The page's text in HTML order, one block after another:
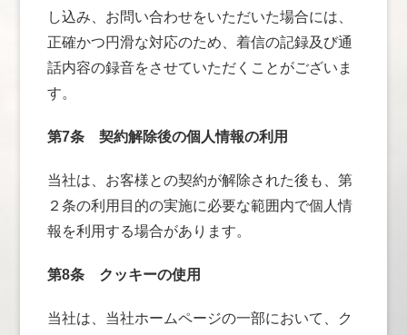
し込み、お問い合わせをいただいた場合には、
正確かつ円滑な対応のため、着信の記録及び通
話内容の録音をさせていただくことがございま
す。
第7条契約解除後の個人情報の利用
当社は、お客様との契約が解除された後も、第
２条の利用目的の実施に必要な範囲内で個人情
報を利用する場合があります。
第8条 クッキーの使用
当社は、当社ホームページの一部において、ク